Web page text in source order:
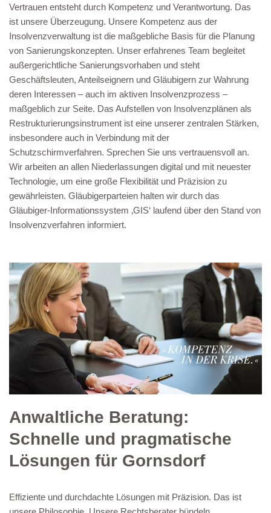
Vertrauen entsteht durch Kompetenz und Verantwortung. Das
ist unsere Überzeugung. Unsere Kompetenz aus der
Insolvenzverwaltung ist die maßgebliche Basis für die Planung
von Sanierungskonzepten. Unser erfahrenes Team begleitet
außergerichtliche Sanierungsvorhaben und steht
Geschäftsleuten, Anteilseignern und Gläubigern zur Wahrung
deren Interessen – auch im aktiven Insolvenzprozess –
maßgeblich zur Seite. Das Aufstellen von Insolvenzplänen als
Restrukturierungsinstrument ist eine unserer zentralen Stärken,
insbesondere auch in Verbindung mit der
Schutzschirmverfahren. Sprechen Sie uns vertrauensvoll an.
Wir arbeiten an allen Niederlassungen digital und mit neuester
Technologie, um eine große Flexibilität und Präzision zu
gewährleisten. Gläubigerparteien halten wir durch das
Gläubiger-Informationssystem ‚GIS‘ laufend über den Stand von
Insolvenzverfahren informiert.
Anwaltliche Beratung:
Schnelle und pragmatische
Lösungen für Gornsdorf
Effiziente und durchdachte Lösungen mit Präzision. Das ist